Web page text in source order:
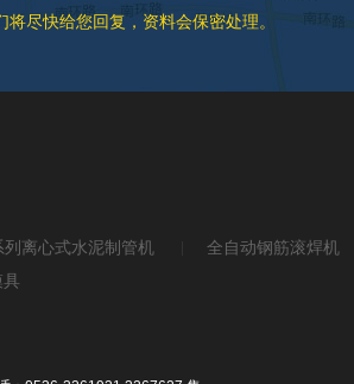
将尽快给您回复，资料会保密处理。
列离心式水泥制管机 全自动钢筋滚焊机
具